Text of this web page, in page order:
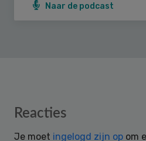
Naar de podcast
Reader
Reacties
Je moet ingelogd zijn op om